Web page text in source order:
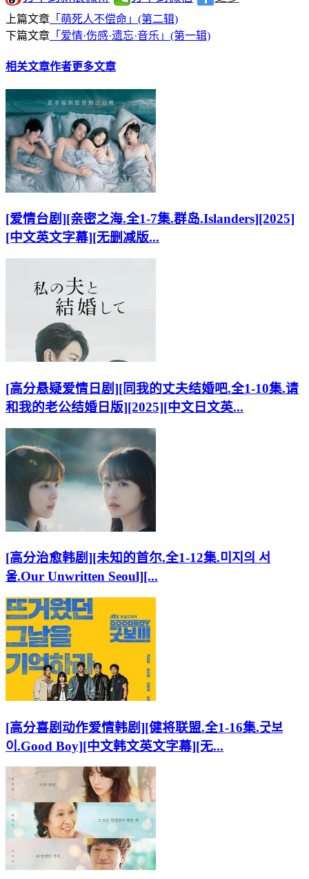
上篇文章 「萌死人不偿命」(第二辑)
下篇文章 「爱情·伤感·遗忘·音乐」(第一辑)
相关文章作者更多文章
[爱情台剧][亲密之海.全1-7集.群岛.Islanders][2025]
[中文英文字幕][无删减版...
[高分悬疑爱情日剧][同我的丈夫结婚吧.全1-10集.请
和我的老公结婚日版][2025][中文日文英...
[高分治愈韩剧][未知的首尔.全1-12集.미지의 서
울.Our Unwritten Seoul][...
[高分喜剧动作爱情韩剧][健将联盟.全1-16集.굿보
이.Good Boy][中文韩文英文字幕][无...